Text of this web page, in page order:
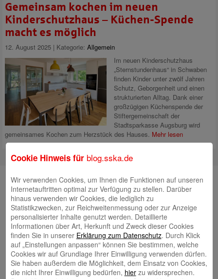
Gemeinsam kochen im neuen
Kinderschutzhaus – Küchen-Spende
macht es möglich
12. August 2025 | Kategorie: Allgemein
Im neuen Kinderschutzhaus
„Sternstundenhaus“ in Schwaben
finden Kinder unter zwölf Jahren
Schutz, Geborgenheit und einen
strukturierten Alltag. Dank einer
großzügigen Küchenspende der
Stiftergemeinschaft der
Stadtsparkasse Augsburg wird
gemeinsames Kochen zum Herzstück des Hauses. Mehr lesen
Suche
Neueste Beiträge
Radlkonvoi des FFH feiert Einweihung des neuen
Campus Nord 5. August 2026
Willkommen bei Kinder im Mittelpunkt e.V. 24. Juli 2026
Cookie Hinweis für blog.sska.de
Wir verwenden Cookies, um Ihnen die Funktionen auf unseren
Internetauftritten optimal zur Verfügung zu stellen. Darüber
hinaus verwenden wir Cookies, die lediglich zu
Statistikzwecken, zur Reichweitenmessung oder zur Anzeige
personalisierter Inhalte genutzt werden. Detaillierte
Informationen über Art, Herkunft und Zweck dieser Cookies
finden Sie in unserer Erklärung zum Datenschutz. Durch Klick
auf „Einstellungen anpassen“ können Sie bestimmen, welche
Cookies wir auf Grundlage Ihrer Einwilligung verwenden dürfen.
Sie haben außerdem die Möglichkeit, dem Einsatz von Cookies,
die nicht Ihrer Einwilligung bedürfen, hierzu widersprechen.